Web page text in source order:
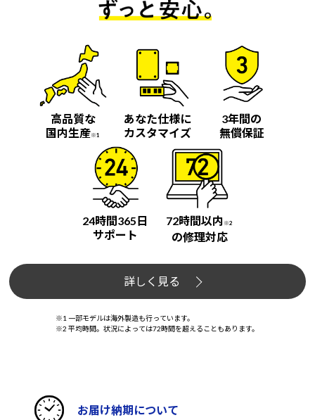
高品質な
国内生産※1
あなた仕様に
カスタマイズ
3年間の
無償保証
24時間365日
サポート
72時間以内 ※2
の修理対応
詳しく見る
※1 一部モデルは海外製造も行っています。
※2 平均時間。状況によっては72時間を超えることもあります。
お届け納期について